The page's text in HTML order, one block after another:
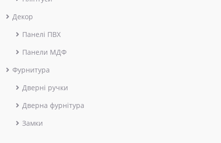
Декор
Панелі ПВХ
Панели МДФ
Фурнитура
Дверні ручки
Дверна фурнітура
Замки